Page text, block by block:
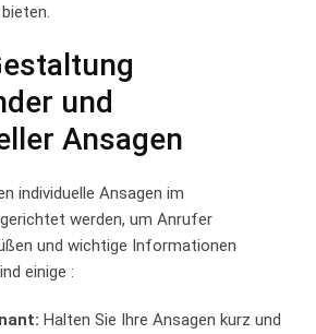
und
Ansagen
individuelle Ansagen im
werden, um Anrufer⁣
und wichtige ⁤Informationen
einige :
Halten ⁤Sie‍ Ihre Ansagen kurz ⁣und